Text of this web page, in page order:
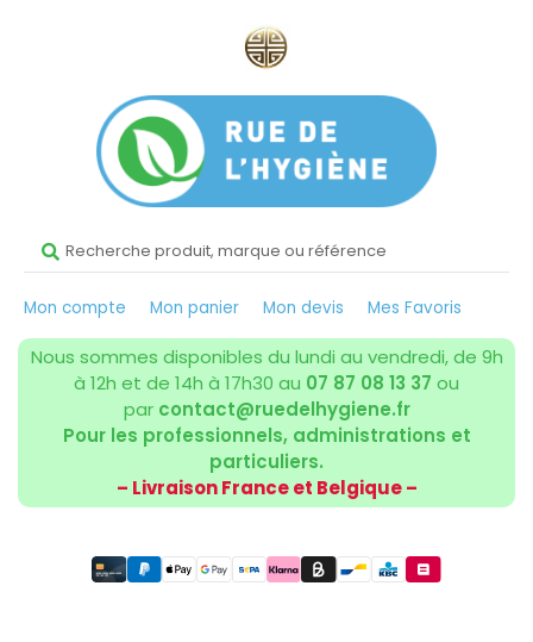
Mon compte Mon panier Mon devis Mes Favoris
Nous sommes disponibles du lundi au vendredi, de 9h
à 12h et de 14h à 17h30 au 07 87 08 13 37 ou
par contact@ruedelhygiene.fr
Pour les professionnels, administrations et
particuliers.
– Livraison France et Belgique –